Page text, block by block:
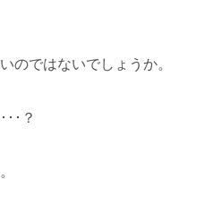
のではないでしょうか。
･？